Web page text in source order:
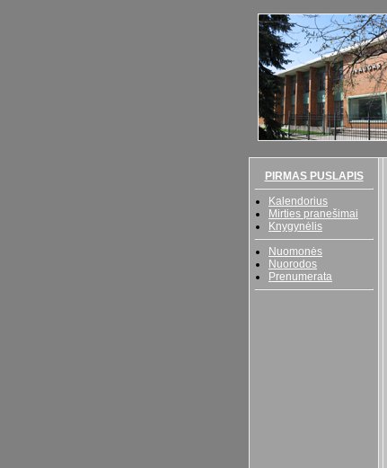
PIRMAS PUSLAPIS
Kalendorius
Mirties pranešimai
Knygynėlis
Nuomonės
Nuorodos
Prenumerata